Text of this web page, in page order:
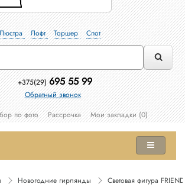
Люстра Лофт Торшер Спот
+375(29) 695 55 99
Обратный звонок
по фото Рассрочка Мои закладки (0)
Новогодние гирлянды Световая фигура